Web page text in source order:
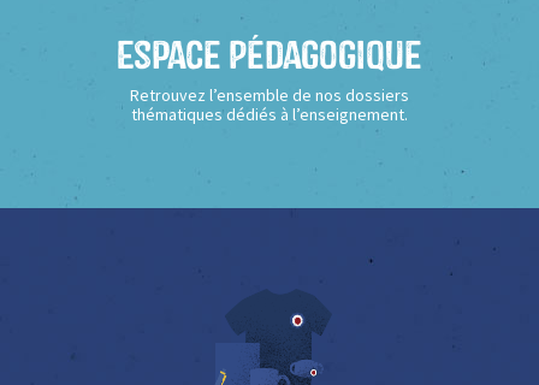
Espace Pédagogique
Retrouvez l’ensemble de nos dossiers
thématiques dédiés à l’enseignement.